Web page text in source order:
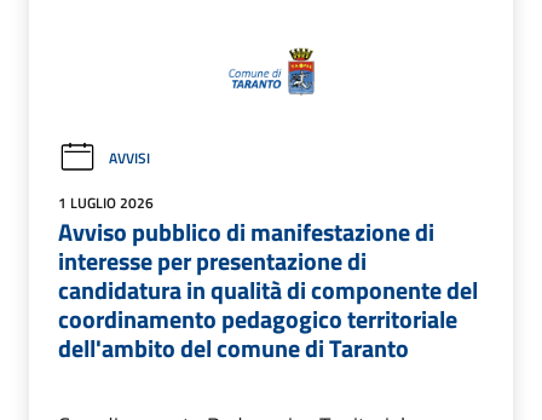
AVVISI
1 LUGLIO 2026
Avviso pubblico di manifestazione di
interesse per presentazione di
candidatura in qualità di componente del
coordinamento pedagogico territoriale
dell'ambito del comune di Taranto